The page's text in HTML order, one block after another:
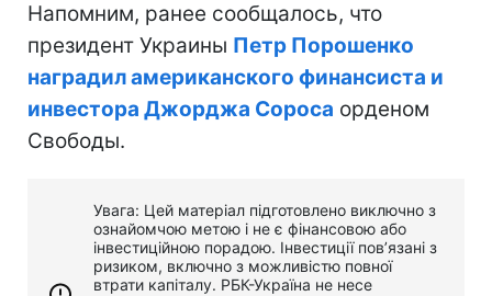
Напомним, ранее сообщалось, что
президент Украины Петр Порошенко
наградил американского финансиста и
инвестора Джорджа Сороса орденом
Свободы.
Увага: Цей матеріал підготовлено виключно з
ознайомчою метою і не є фінансовою або
інвестиційною порадою. Інвестиції пов’язані з
ризиком, включно з можливістю повної
втрати капіталу. РБК-Україна не несе